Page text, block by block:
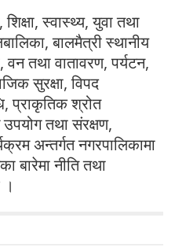
स्वास्थ्य, युवा तथा
बालमैत्री स्थानीय
वन तथा वातावरण, पर्यटन,
सुरक्षा, विपद
प्राकृतिक श्रोत
उपयोग तथा संरक्षण,
अन्तर्गत नगरपालिकामा
बारेमा नीति तथा